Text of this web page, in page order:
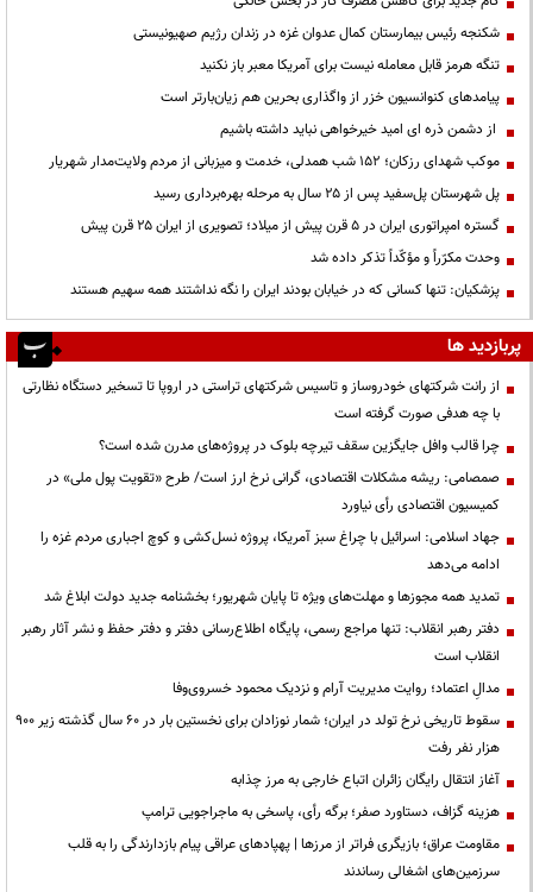
شکنجه رئیس بیمارستان کمال عدوان غزه در زندان رژیم صهیونیستی
تنگه هرمز قابل معامله نیست برای آمریکا معبر باز نکنید
پیامدهای کنوانسیون خزر از واگذاری بحرین هم زیان‌بارتر است
از دشمن ذره ای امید خیرخواهی نباید داشته باشیم
موکب شهدای رزکان؛ ۱۵۲ شب همدلی، خدمت و میزبانی از مردم ولایت‌مدار شهریار
پل شهرستان پل‌سفید پس از ۲۵ سال به مرحله بهره‌برداری رسید
گستره امپراتوری ایران در ۵ قرن پیش از میلاد؛ تصویری از ایران ۲۵ قرن پیش
وحدت مکرّراً و مؤکّداً تذکر داده شد
پزشکیان: تنها کسانی که در خیابان بودند ایران را نگه نداشتند همه سهیم هستند
پربازدید ها
از رانت‌ شرکتهای خودروساز و تاسیس شرکتهای تراستی در اروپا تا تسخیر دستگاه نظارتی
با چه هدفی صورت گرفته است
چرا قالب وافل جایگزین سقف تیرچه بلوک در پروژه‌های مدرن شده است؟
صمصامی: ریشه مشکلات اقتصادی، گرانی نرخ ارز است/ طرح «تقویت پول ملی» در
کمیسیون اقتصادی رأی نیاورد
جهاد اسلامی: اسرائیل با چراغ سبز آمریکا، پروژه نسل‌کشی و کوچ اجباری مردم غزه را
ادامه می‌دهد
تمدید همه مجوزها و مهلت‌های ویژه تا پایان شهریور؛ بخشنامه جدید دولت ابلاغ شد
دفتر رهبر انقلاب: تنها مراجع رسمی، پایگاه اطلاع‌رسانی دفتر و دفتر حفظ و نشر آثار رهبر
انقلاب است
مدالِ اعتماد؛ روایت مدیریت آرام و نزدیک محمود خسروی‌وفا
سقوط تاریخی نرخ تولد در ایران؛ شمار نوزادان برای نخستین بار در ۶۰ سال گذشته زیر ۹۰۰
هزار نفر رفت
آغاز انتقال رایگان زائران اتباع خارجی به مرز چذابه
هزینه گزاف، دستاورد صفر؛ برگه رأی، پاسخی به ماجراجویی ترامپ
مقاومت عراق؛ بازیگری فراتر از مرزها | پهپادهای عراقی پیام بازدارندگی را به قلب
سرزمین‌های اشغالی رساندند